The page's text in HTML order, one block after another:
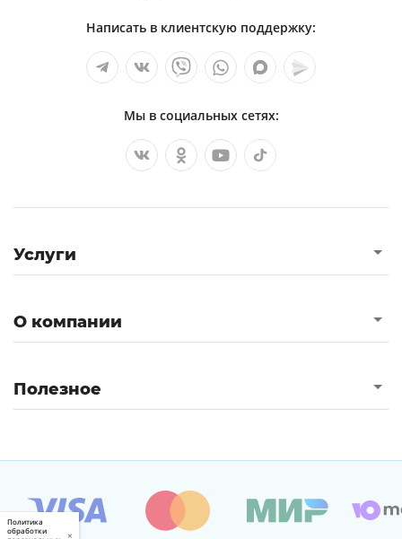
Написать в клиентскую поддержку:
Мы в социальных сетях:
Услуги
О компании
Полезное
Политика
обработки
×